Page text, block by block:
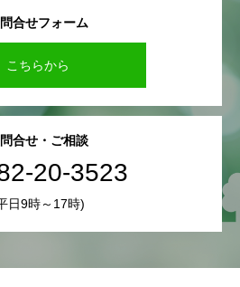
合せフォーム
こちらから
合せ・ご相談
日9時～17時)